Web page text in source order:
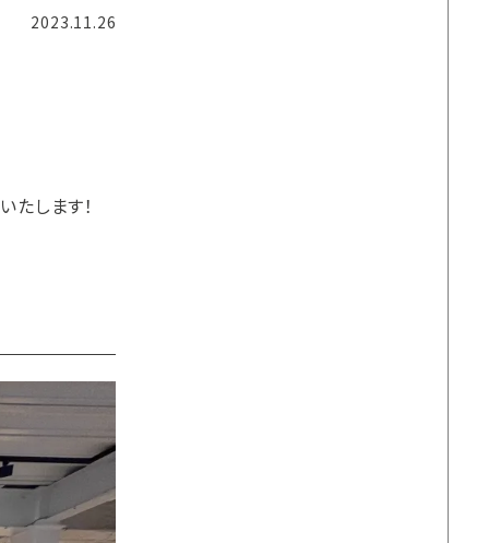
2023.11.26
します！